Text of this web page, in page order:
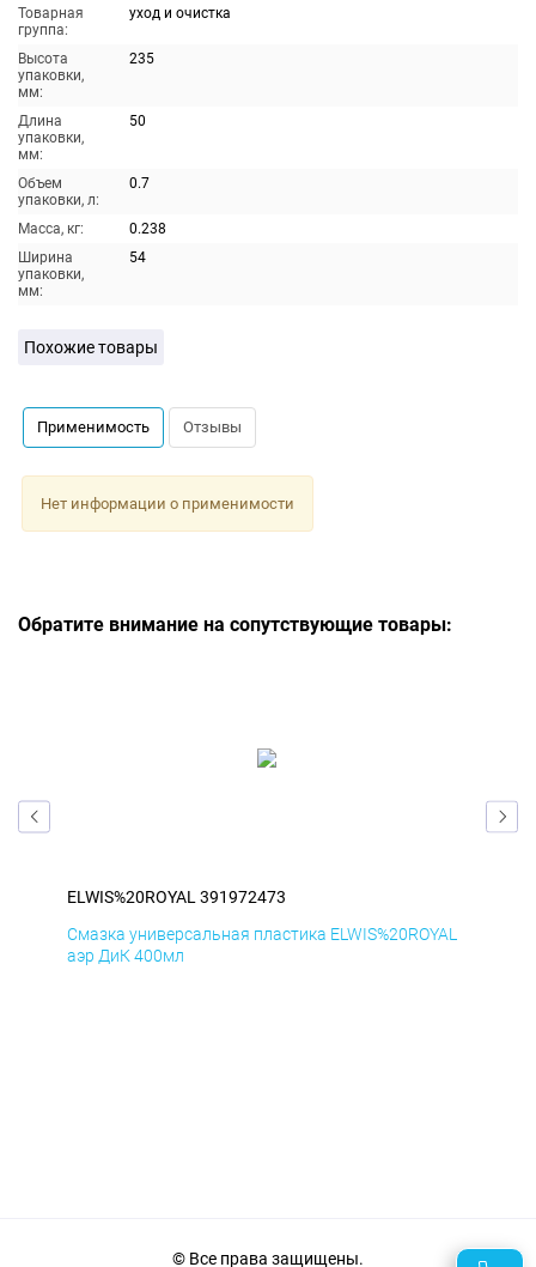
Товарная
группа:
уход и очистка
Высота
упаковки,
мм:
235
Длина
упаковки,
мм:
50
Объем
упаковки, л:
0.7
Масса, кг:
0.238
Ширина
упаковки,
мм:
54
Похожие товары
Применимость Отзывы
Нет информации о применимости
Обратите внимание на сопутствующие товары:
ELWIS%20ROYAL 391972473
Смазка универсальная пластика ELWIS%20ROYAL
аэр ДиК 400мл
© Все права защищены.